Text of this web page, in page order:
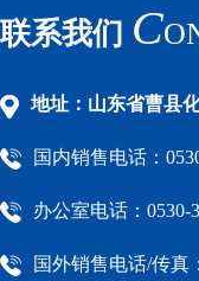
联系我们 C
地址：山东省曹县
国内销售电话：
办公室电话：0530-
国外销售电话/传真